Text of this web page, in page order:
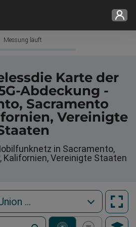
Messung läuft
Karte der
Abdeckung -
Sacramento
Vereinigte
in Sacramento,
Kalifornien, Vereinigte Staaten
Union Wireless